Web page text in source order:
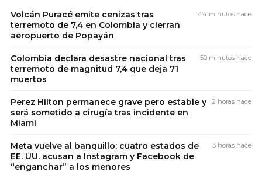
Volcán Puracé emite cenizas tras
terremoto de 7,4 en Colombia y cierran
aeropuerto de Popayán
44 minutos hace
Colombia declara desastre nacional tras
terremoto de magnitud 7,4 que deja 71
muertos
50 minutos hace
Perez Hilton permanece grave pero estable y
será sometido a cirugía tras incidente en
Miami
2 horas hace
Meta vuelve al banquillo: cuatro estados de
EE. UU. acusan a Instagram y Facebook de
“enganchar” a los menores
3 horas hace